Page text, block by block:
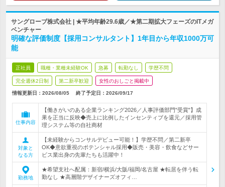
サングローブ株式会社 | ★平均年齢29.6歳／★第二期拡大フェーズのITメガ
ベンチャー
明確な評価制度【採用コンサルタント】1年目から年収1000万可
能
正社員 職種・業種未経験OK 急募 転勤なし 学歴不問
完全週休2日制 第二新卒歓迎 女性のおしごと掲載中
情報更新日：2026/08/05 終了予定日： 2026/09/17
仕事内容
【働きがいのある企業ランキング2026／人事評価部門"受賞"】成
果を正当に反映◆売上に比例したインセンティブを還元／採用管
理システム等の自社商材
対象と
なる方
【未経験からコンサルデビュー可能！】学歴不問／第二新卒
OK◆意欲重視のポテンシャル採用◆販売・美容・飲食などサー
ビス業出身の先輩たちも活躍中！
勤務地
★希望支社へ配属：新宿/横浜/大阪/福岡/名古屋 ★転居を伴う転
勤なし ★高層階デザイナーズオフィ…